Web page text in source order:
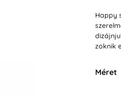
Happy
zoknik
Méret